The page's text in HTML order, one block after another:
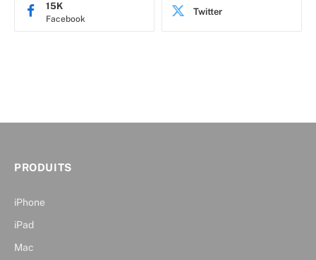
Facebook
15K Twitter
PRODUITS
iPhone
iPad
Mac